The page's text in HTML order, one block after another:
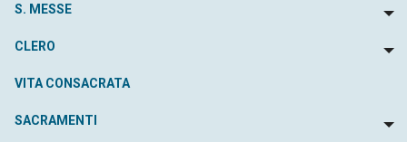
S. MESSE
CLERO
VITA CONSACRATA
SACRAMENTI